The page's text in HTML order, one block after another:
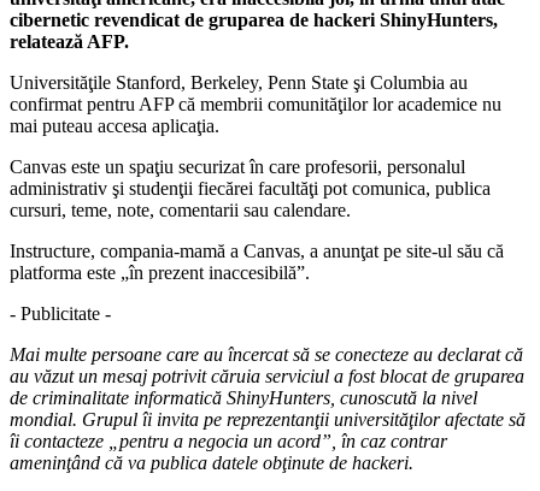
cibernetic revendicat de gruparea de hackeri ShinyHunters,
relatează AFP.
Universităţile Stanford, Berkeley, Penn State şi Columbia au
confirmat pentru AFP că membrii comunităţilor lor academice nu
mai puteau accesa aplicaţia.
Canvas este un spaţiu securizat în care profesorii, personalul
administrativ şi studenţii fiecărei facultăţi pot comunica, publica
cursuri, teme, note, comentarii sau calendare.
Instructure, compania-mamă a Canvas, a anunţat pe site-ul său că
platforma este „în prezent inaccesibilă”.
- Publicitate -
Mai multe persoane care au încercat să se conecteze au declarat că
au văzut un mesaj potrivit căruia serviciul a fost blocat de gruparea
de criminalitate informatică ShinyHunters, cunoscută la nivel
mondial. Grupul îi invita pe reprezentanţii universităţilor afectate să
îi contacteze „pentru a negocia un acord”, în caz contrar
ameninţând că va publica datele obţinute de hackeri.